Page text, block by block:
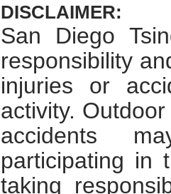
DISCLAIMER:
San Diego
responsibility
injuries or
activity.
accidents
participating in
taking